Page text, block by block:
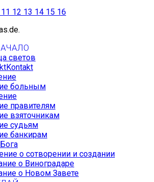
11 12 13 14 15 16
светов
Kontakt
больным
правителям
взяточникам
судьям
банкирам
о сотворении и создании
о Виноградаре
о Новом Завете